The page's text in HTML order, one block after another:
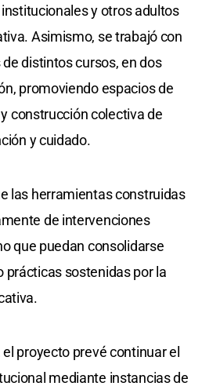
y otros adultos
Asimismo, se trabajó con
distintos cursos, en dos
promoviendo espacios de
construcción colectiva de
y cuidado.
las herramientas construidas
de intervenciones
que puedan consolidarse
sostenidas por la
proyecto prevé continuar el
mediante instancias de